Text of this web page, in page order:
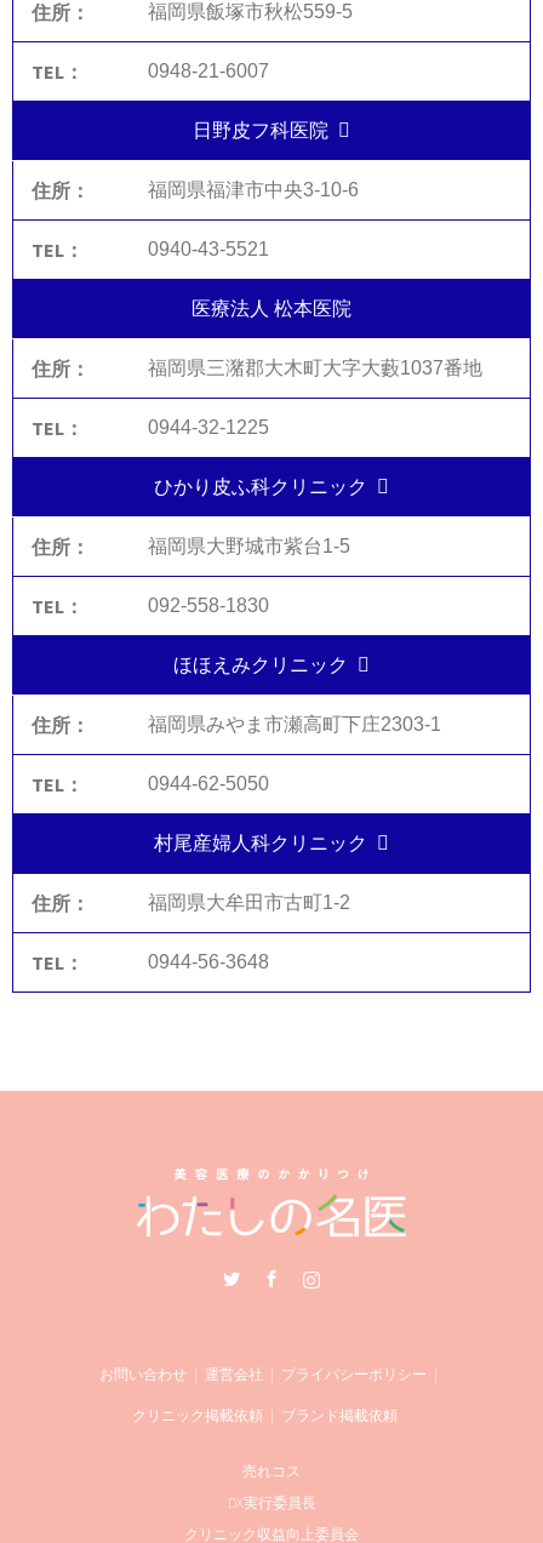
福岡県飯塚市秋松559-5
0948-21-6007
日野皮フ科医院
福岡県福津市中央3-10-6
0940-43-5521
医療法人 松本医院
福岡県三潴郡大木町大字大藪1037番地
0944-32-1225
ひかり皮ふ科クリニック
福岡県大野城市紫台1-5
092-558-1830
ほほえみクリニック
福岡県みやま市瀬高町下庄2303-1
0944-62-5050
村尾産婦人科クリニック
福岡県大牟田市古町1-2
0944-56-3648
Instagram
お問い合わせ 運営会社 プライバシーポリシー
クリニック掲載依頼 ブランド掲載依頼
売れコス
DX実行委員長
クリニック収益向上委員会